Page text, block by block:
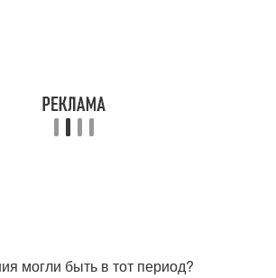
могли быть в тот период?